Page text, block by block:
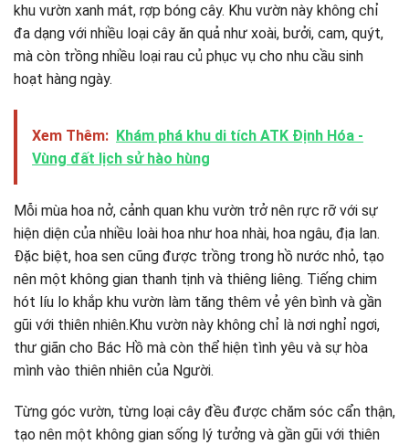
khu vườn xanh mát, rợp bóng cây. Khu vườn này không chỉ
đa dạng với nhiều loại cây ăn quả như xoài, bưởi, cam, quýt,
mà còn trồng nhiều loại rau củ phục vụ cho nhu cầu sinh
hoạt hàng ngày.
Xem Thêm: Khám phá khu di tích ATK Định Hóa -
Vùng đất lịch sử hào hùng
Mỗi mùa hoa nở, cảnh quan khu vườn trở nên rực rỡ với sự
hiện diện của nhiều loài hoa như hoa nhài, hoa ngâu, địa lan.
Đặc biệt, hoa sen cũng được trồng trong hồ nước nhỏ, tạo
nên một không gian thanh tịnh và thiêng liêng. Tiếng chim
hót líu lo khắp khu vườn làm tăng thêm vẻ yên bình và gần
gũi với thiên nhiên.Khu vườn này không chỉ là nơi nghỉ ngơi,
thư giãn cho Bác Hồ mà còn thể hiện tình yêu và sự hòa
mình vào thiên nhiên của Người.
Từng góc vườn, từng loại cây đều được chăm sóc cẩn thận,
tạo nên một không gian sống lý tưởng và gần gũi với thiên